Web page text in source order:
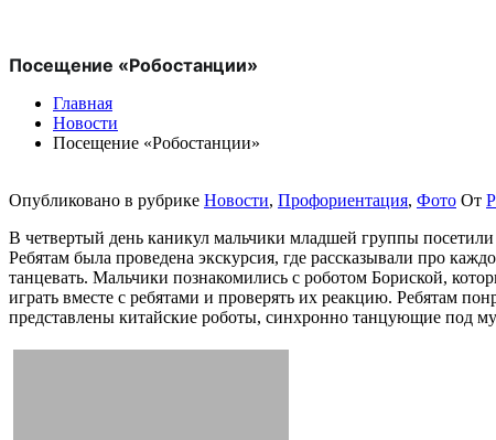
Посещение «Робостанции»
Главная
Новости
Посещение «Робостанции»
Опубликовано в рубрике Новости, Профориентация, Фото От
В четвертый день каникул мальчики младшей группы
Ребятам была проведена экскурсия, где рассказывали про
танцевать. Мальчики познакомились с роботом Бориской,
играть вместе с ребятами и проверять их реакцию. Ребятам
представлены китайские роботы, синхронно танцующие под